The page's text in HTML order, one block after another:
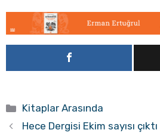
Kategoriler
Kitaplar Arasında
Hece Dergisi Ekim sayısı çıktı